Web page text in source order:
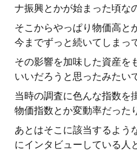
ナ振興とかが始まった頃な
そこからやっぱり物価高と
今までずっと続いてしまっ
その影響を加味した資産を
いいだろうと思ったみたい
当時の調査に色んな指数を
物価指数とか変動率だった
あとはそこに該当するよう
にインタビューしている人